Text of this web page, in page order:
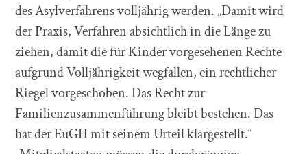
des Asylverfahrens volljährig werden. „Damit wird
der Praxis, Verfahren absichtlich in die Länge zu
ziehen, damit die für Kinder vorgesehenen Rechte
aufgrund Volljährigkeit wegfallen, ein rechtlicher
Riegel vorgeschoben. Das Recht zur
Familienzusammenführung bleibt bestehen. Das
hat der EuGH mit seinem Urteil klargestellt.“